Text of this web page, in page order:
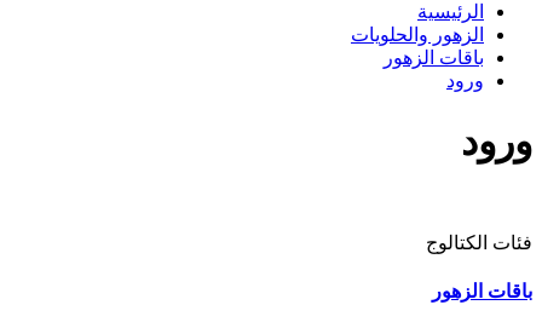
الرئيسية
الزهور والحلويات
باقات الزهور
ورود
ورود
فئات الكتالوج
باقات الزهور